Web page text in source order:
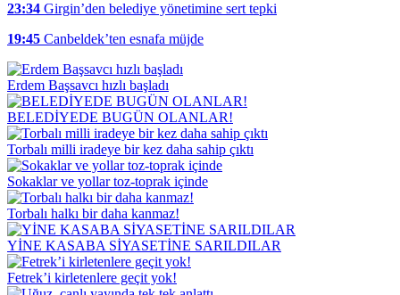
23:34 Girgin’den belediye yönetimine sert tepki
19:45 Canbeldek’ten esnafa müjde
Erdem Başsavcı hızlı başladı
BELEDİYEDE BUGÜN OLANLAR!
Torbalı milli iradeye bir kez daha sahip çıktı
Sokaklar ve yollar toz-toprak içinde
Torbalı halkı bir daha kanmaz!
YİNE KASABA SİYASETİNE SARILDILAR
Fetrek’i kirletenlere geçit yok!